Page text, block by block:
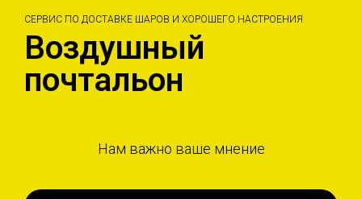
СЕРВИС ПО ДОСТАВКЕ ШАРОВ И ХОРОШЕГО НАСТРОЕНИЯ
Воздушный
почтальон
Нам важно ваше мнение